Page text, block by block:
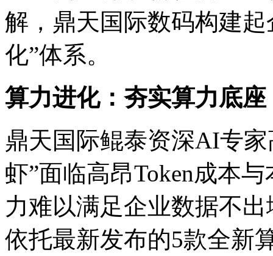
解，鼎天国际数码构
化”体系。
算力进化：夯实算力底座
鼎天国际鲲泰资深AI专家
虾”面临高昂Token成本与
力难以满足企业数据不出
依托最新发布的5款全新算